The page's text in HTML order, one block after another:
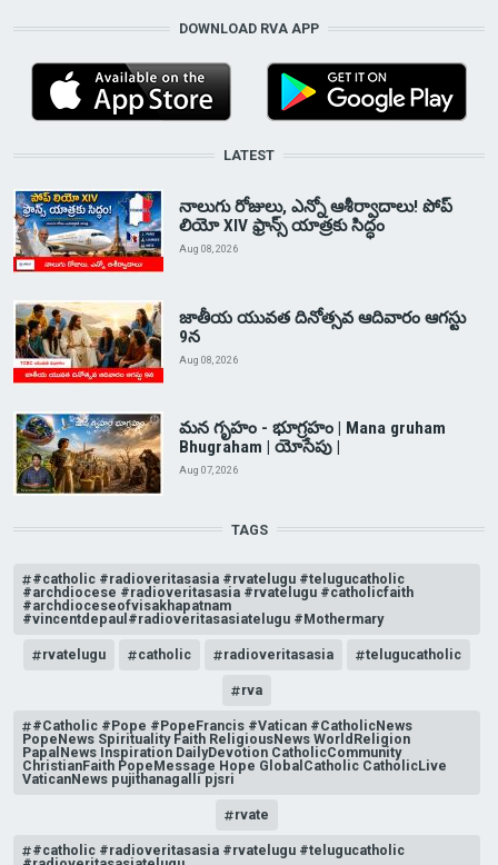
DOWNLOAD RVA APP
LATEST
నాలుగు రోజులు, ఎన్నో ఆశీర్వాదాలు! పోప్
లియో XIV ఫ్రాన్స్ యాత్రకు సిద్ధం
Aug 08, 2026
జాతీయ యువత దినోత్సవ ఆదివారం ఆగస్టు
9న
Aug 08, 2026
మన గృహం - భూగ్రహం | Mana gruham
Bhugraham | యోసేపు |
Aug 07, 2026
TAGS
#catholic #radioveritasasia #rvatelugu #telugucatholic
#archdiocese #radioveritasasia #rvatelugu #catholicfaith
#archdioceseofvisakhapatnam
#vincentdepaul#radioveritasasiatelugu #Mothermary
rvatelugu catholic radioveritasasia telugucatholic
rva
#Catholic #Pope #PopeFrancis #Vatican #CatholicNews
PopeNews Spirituality Faith ReligiousNews WorldReligion
PapalNews Inspiration DailyDevotion CatholicCommunity
ChristianFaith PopeMessage Hope GlobalCatholic CatholicLive
VaticanNews pujithanagalli pjsri
rvate
#catholic #radioveritasasia #rvatelugu #telugucatholic